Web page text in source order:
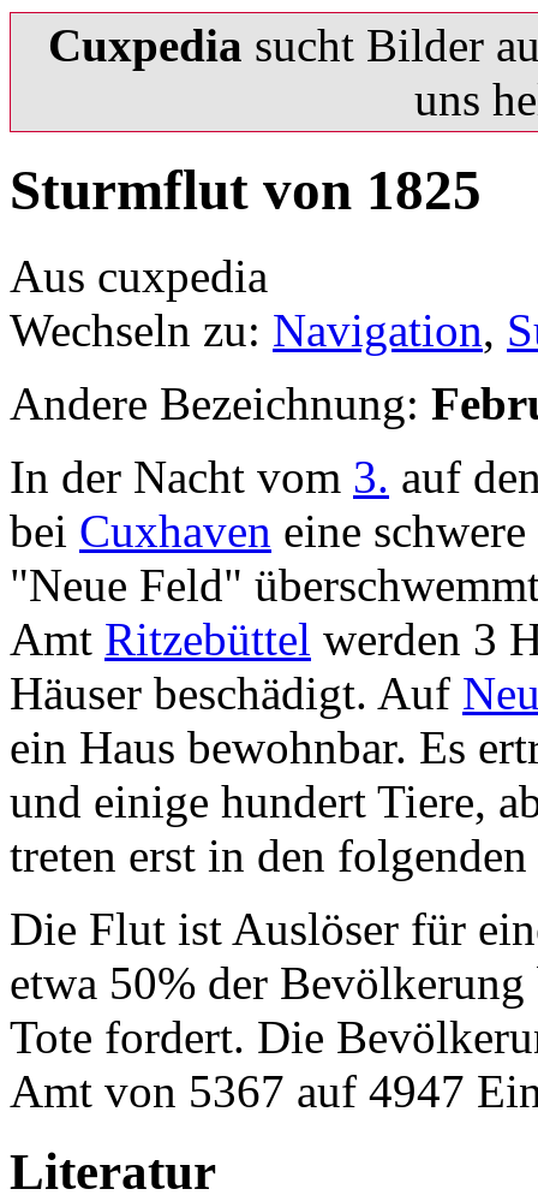
Cuxpedia sucht Bilder
uns
Sturmflut von 1825
Aus cuxpedia
Wechseln zu: Navigation,
Andere Bezeichnung:
In der Nacht vom 3. auf
bei Cuxhaven eine schwere
"Neue Feld"
Amt Ritzebüttel werden 3
Häuser beschädigt. Auf
ein Haus bewohnbar. Es
und einige hundert Tiere,
treten erst in den folgenden
Die Flut ist Auslöser für
etwa 50% der
Tote fordert. Die
Amt von 5367 auf 4947
Literatur